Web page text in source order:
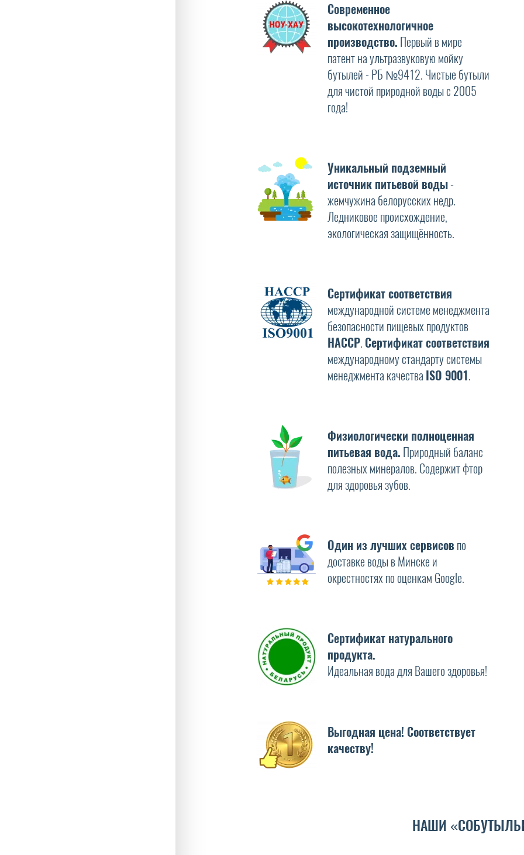
Современное
высокотехнологичное
производство. Первый в мире
патент на ультразвуковую мойку
бутылей - РБ №9412. Чистые бутыли
для чистой природной воды с 2005
года!
Уникальный подземный
источник питьевой воды-
жемчужина белорусских недр.
Ледниковое происхождение,
экологическая защищённость.
Сертификат соответствия
международной системе менеджмента
безопасности пищевых продуктов
HAССP. Сертификат соответствия
международному стандарту системы
менеджмента качества ISO 9001.
Физиологически полноценная
питьевая вода. Природный баланс
полезных минералов. Содержит фтор
для здоровья зубов.
Один из лучших сервисов по
доставке воды в Минске и
окрестностях по оценкам Google.
Сертификат натурального
продукта.
Идеальная вода для Вашего здоровья!
Выгодная цена! Соответствует
качеству!
НАШИ